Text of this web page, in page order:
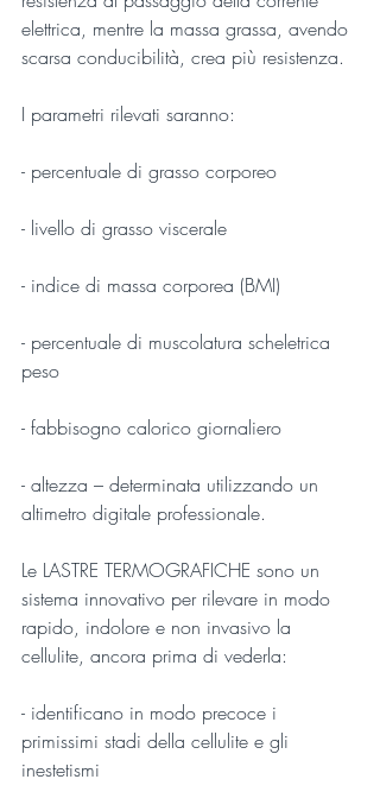
elettrica, mentre la massa grassa, avendo
scarsa conducibilità, crea più resistenza.
I parametri rilevati saranno:
- percentuale di grasso corporeo
- livello di grasso viscerale
- indice di massa corporea (BMI)
- percentuale di muscolatura scheletrica
peso
- fabbisogno calorico giornaliero
- altezza – determinata utilizzando un
altimetro digitale professionale.
Le LASTRE TERMOGRAFICHE sono un
sistema innovativo per rilevare in modo
rapido, indolore e non invasivo la
cellulite, ancora prima di vederla:
- identificano in modo precoce i
primissimi stadi della cellulite e gli
inestetismi